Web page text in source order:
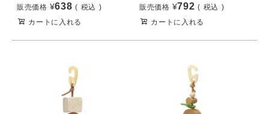
販売価格 ¥638
税込
カートに入れる
販売価格 ¥792
税込
カートに入れる